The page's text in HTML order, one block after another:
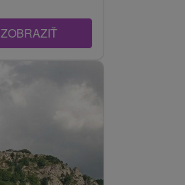
ZOBRAZIŤ